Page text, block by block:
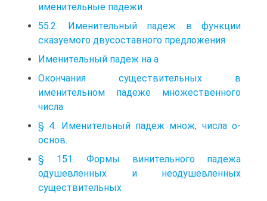
именительные падежи
55.2. Именительный падеж в функции
сказуемого двусоставного предложения
Именительный падеж на ­а
Окончания существительных в
именительном падеже множественного
числа
§ 4. Именительный падеж множ, числа о-
основ.
§ 151. Формы винительного падежа
одушевленных и неодушевленных
существительных